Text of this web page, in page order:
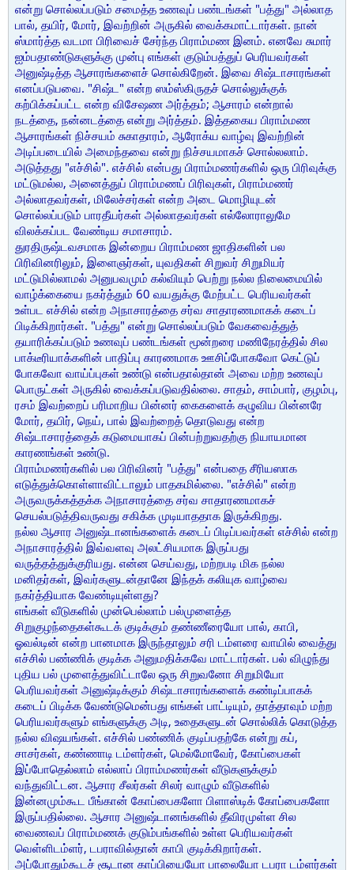
என்று சொல்லப்படும் சமைத்த உணவுப் பண்டங்கள் "பத்து" அல்லாத
பால், தயிர், மோர், இவற்றின் அருகில் வைக்கமாட்டார்கள். நான்
ஸ்மார்த்த வடமா பிரிவைச் சேர்ந்த பிராம்மண இனம். எனவே சுமார்
ஐம்பதாண்டுகளுக்கு முன்பு எங்கள் குடும்பத்துப் பெரியவர்கள்
அனுஷ்டித்த ஆசாரங்களைச் சொல்கிறேன். இவை சிஷ்டாசாரங்கள்
எனப்படுபவை. "சிஷ்ட" என்ற ஸம்ஸ்கிருதச் சொல்லுக்குக்
கற்பிக்கப்பட்ட என்ற விசேஷண அர்த்தம்; ஆசாரம் என்றால்
நடத்தை, நன்னடத்தை என்று அர்த்தம். இத்தகைய பிராம்மண
ஆசாரங்கள் நிச்சயம் சுகாதாரம், ஆரோக்ய வாழ்வு இவற்றின்
அடிப்படையில் அமைந்தவை என்று நிச்சயமாகச் சொல்லலாம்.
அடுத்தது "எச்சில்". எச்சில் என்பது பிராம்மணர்களில் ஒரு பிரிவுக்கு
மட்டுமல்ல, அனைத்துப் பிராம்மணப் பிரிவுகள், பிராம்மணர்
அல்லாதவர்கள், மிலேச்சர்கள் என்ற அடை மொழியுடன்
சொல்லப்படும் பாரதீயர்கள் அல்லாதவர்கள் எல்லோராலுமே
விலக்கப்பட வேண்டிய சமாசாரம்.
துரதிருஷ்டவசமாக இன்றைய பிராம்மண ஜாதிகளின் பல
பிரிவினரிலும், இளைஞர்கள், யுவதிகள் சிறுவர் சிறுமியர்
மட்டுமில்லாமல் அனுபவமும் கல்வியும் பெற்று நல்ல நிலைமையில்
வாழ்க்கையை நகர்த்தும் 60 வயதுக்கு மேற்பட்ட பெரியவர்கள்
உள்பட எச்சில் என்ற அநாசாரத்தை சர்வ சாதாரணமாகக் கடைப்
பிடிக்கிறார்கள். "பத்து" என்று சொல்லப்படும் வேகவைத்துத்
தயாரிக்கப்படும் உணவுப் பண்டங்கள் மூன்றரை மணிநேரத்தில் சில
பாக்டீரியாக்களின் பாதிப்பு காரணமாக ஊசிப்போகவோ கெட்டுப்
போகவோ வாய்ப்புகள் உண்டு என்பதால்தான் அவை மற்ற உணவுப்
பொருட்கள் அருகில் வைக்கப்படுவதில்லை. சாதம், சாம்பார், குழம்பு,
ரசம் இவற்றைப் பரிமாறிய பின்னர் கைகளைக் கழுவிய பின்னரே
மோர், தயிர், நெய், பால் இவற்றைத் தொடுவது என்ற
சிஷ்டாசாரத்தைக் கடுமையாகப் பின்பற்றுவதற்கு நியாயமான
காரணங்கள் உண்டு.
பிராம்மணர்களில் பல பிரிவினர் "பத்து" என்பதை சீரியஸாக
எடுத்துக்கொள்ளாவிட்டாலும் பாதகமில்லை. "எச்சில்" என்ற
அருவருக்கத்தக்க அநாசாரத்தை சர்வ சாதாரணமாகச்
செயல்படுத்திவருவது சகிக்க முடியாததாக இருக்கிறது.
நல்ல ஆசார அனுஷ்டானங்களைக் கடைப் பிடிப்பவர்கள் எச்சில் என்ற
அநாசாரத்தில் இவ்வளவு அலட்சியமாக இருப்பது
வருத்தத்துக்குரியது. என்ன செய்வது, மற்றபடி மிக நல்ல
மனிதர்கள், இவர்களுடன்தானே இந்தக் கலியுக வாழ்வை
நகர்த்தியாக வேண்டியுள்ளது?
எங்கள் வீடுகளில் முன்பெல்லாம் பல்முளைத்த
சிறுகுழந்தைகள்கூடக் குடிக்கும் தண்ணீரையோ பால், காபி,
ஓவல்டின் என்ற பானமாக இருந்தாலும் சரி டம்ளரை வாயில் வைத்து
எச்சில் பண்ணிக் குடிக்க அனுமதிக்கவே மாட்டார்கள். பல் விழுந்து
புதிய பல் முளைத்துவிட்டாலே ஒரு சிறுவனோ சிறுமியோ
பெரியவர்கள் அனுஷ்டிக்கும் சிஷ்டாசாரங்களைக் கண்டிப்பாகக்
கடைப் பிடிக்க வேண்டுமென்பது எங்கள் பாட்டியும், தாத்தாவும் மற்ற
பெரியவர்களும் எங்களுக்கு அடி, உதைகளுடன் சொல்லிக் கொடுத்த
நல்ல விஷயங்கள். எச்சில் பண்ணிக் குடிப்பதற்கே என்று கப்,
சாசர்கள், கண்ணாடி டம்ளர்கள், மெல்மோவேர், கோப்பைகள்
இப்போதெல்லாம் எல்லாப் பிராம்மணர்கள் வீடுகளுக்கும்
வந்துவிட்டன. ஆசார சீலர்கள் சிலர் வாழும் வீடுகளில்
இன்னமும்கூட பீங்கான் கோப்பைகளோ பிளாஸ்டிக் கோப்பைகளோ
இருப்பதில்லை. ஆசார அனுஷ்டானங்களில் தீவிரமுள்ள சில
வைணவப் பிராம்மணக் குடும்பங்களில் உள்ள பெரியவர்கள்
வெள்ளிடம்ளர், டபராவில்தான் காபி குடிக்கிறார்கள்.
அப்போதும்கூடச் சூடான காப்பியையோ பாலையோ டபரா டம்ளர்கள்